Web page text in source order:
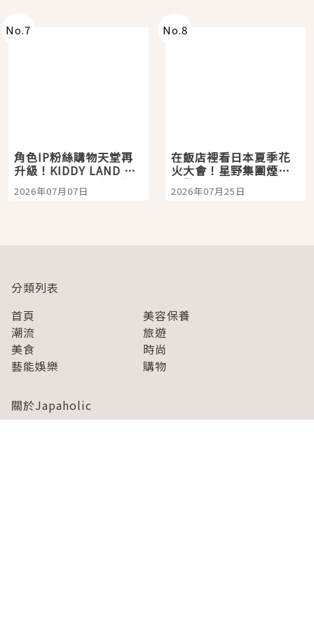
No.7
角色IP粉絲購物天堂再
升級！KIDDY LAND 原
宿店吉伊卡哇迎客，新
開幕 OMOKADO 店3分
2026年07月07日
No.8
在飯店裡看日本夏季花
火大會！星野集團煙火
景觀飯店6選，讓你不用
人擠人悠閒欣賞
2026年07月25日
分類列表
首頁
美容保養
潮流
旅遊
美食
時尚
藝能娛樂
購物
關於Japaholic